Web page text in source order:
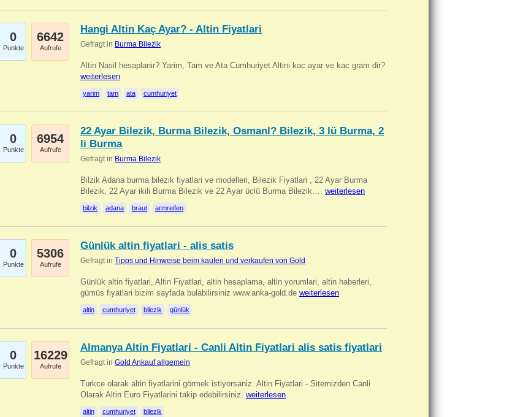
0
Punkte
6642
Aufrufe
Hangi Altin Kaç Ayar? - Altin Fiyatlari
Gefragt in Burma Bilezik
Altin Nasil hesaplanir? Yarim, Tam ve Ata Cumhuriyet Altini kac ayar ve kac gram dir?
weiterlesen
yarim tam ata cumhuriyet
0
Punkte
6954
Aufrufe
22 Ayar Bilezik, Burma Bilezik, Osmanl? Bilezik, 3 lü Burma, 2
li Burma
Gefragt in Burma Bilezik
Bilzik Adana burma bilezik fiyatlari ve modelleri, Bilezik Fiyatlari , 22 Ayar Burma
Bilezik, 22 Ayar ikili Burma Bilezik ve 22 Ayar üclü Burma Bilezik.… weiterlesen
bilzik adana braut armreifen
0
Punkte
5306
Aufrufe
Günlük altin fiyatlari - alis satis
Gefragt in Tipps und Hinweise beim kaufen und verkaufen von Gold
Günlük altin fiyatlari, Altin Fiyatlari, altin hesaplama, altin yorumlari, altin haberleri,
gümüs fiyatlari bizim sayfada bulabilirsiniz www.anka-gold.de weiterlesen
altin cumhuriyet bilezik günlük
0
Punkte
16229
Aufrufe
Almanya Altin Fiyatlari - Canli Altin Fiyatlari alis satis fiyatlari
Gefragt in Gold Ankauf allgemein
Turkce olarak altin fiyatlarini görmek istiyorsaniz. Altin Fiyatlari - Sitemizden Canli
Olarak Altin Euro Fiyatlarini takip edebilirsiniz. weiterlesen
altin cumhuriyet bilezik